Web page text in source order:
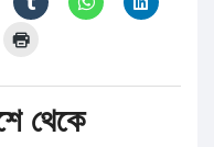
থেকে